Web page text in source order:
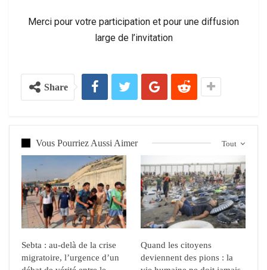
Merci pour votre participation et pour une diffusion
large de l’invitation
Share
Tout
Vous Pourriez Aussi Aimer
Sebta : au-delà de la crise
migratoire, l’urgence d’un
Quand les citoyens
deviennent des pions : la